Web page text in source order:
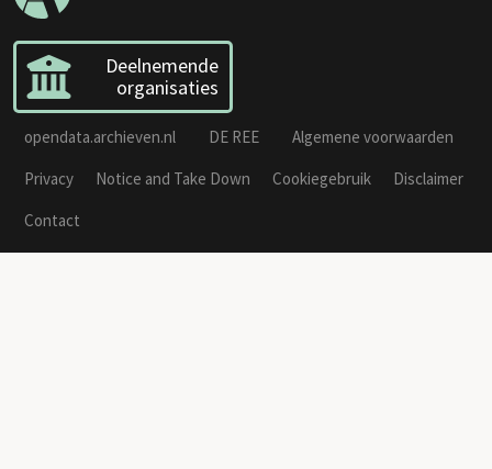
Deelnemende
organisaties
opendata.archieven.nl DE REE
Algemene voorwaarden
Privacy
Notice and Take Down Cookiegebruik
Disclaimer
Contact